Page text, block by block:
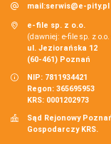
mail:serwis@e-pity.pl
e-file sp. z o.o.
(dawniej: e-file sp. z
ul. Jeziorańska 12
(60-461) Poznań
NIP: 7811934421
Regon: 365695953
KRS: 0001202973
Sąd Rejonowy
Gospodarczy KRS.